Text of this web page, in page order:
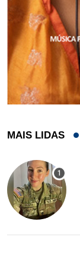
MAIS LIDAS